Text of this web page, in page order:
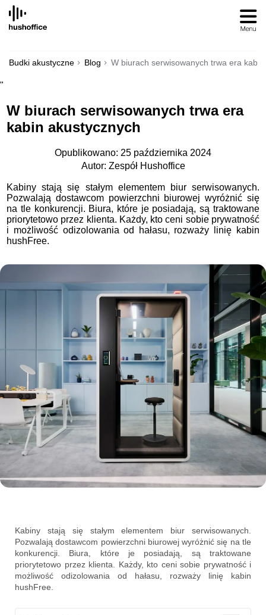
SKIP
CONTENT
Budki akustyczne Blog W biurach serwisowanych trwa era
"
W biurach serwisowanych trwa era
kabin akustycznych
Opublikowano: 25 października 2024
Autor: Zespół Hushoffice
Kabiny stają się stałym elementem biur serwisowanych.
Pozwalają dostawcom powierzchni biurowej wyróżnić się
na tle konkurencji. Biura, które je posiadają, są traktowane
priorytetowo przez klienta. Każdy, kto ceni sobie prywatność
i możliwość odizolowania od hałasu, rozważy linię kabin
hushFree.
Kabiny stają się stałym elementem biur serwisowanych.
Pozwalają dostawcom powierzchni biurowej wyróżnić się na tle
konkurencji. Biura, które je posiadają, są traktowane
priorytetowo przez klienta. Każdy, kto ceni sobie prywatność i
możliwość odizolowania od hałasu, rozważy linię kabin
hushFree.